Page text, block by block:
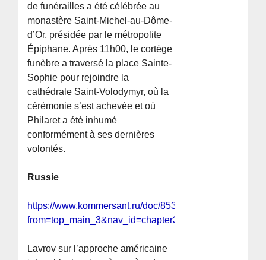
de funérailles a été célébrée au
monastère Saint-Michel-au-Dôme-
d’Or, présidée par le métropolite
Épiphane. Après 11h00, le cortège
funèbre a traversé la place Sainte-
Sophie pour rejoindre la
cathédrale Saint-Volodymyr, où la
cérémonie s’est achevée et où
Philaret a été inhumé
conformément à ses dernières
volontés.
Russie
https://www.kommersant.ru/doc/8531966?
from=top_main_3&nav_id=chapter3
Lavrov sur l’approche américaine